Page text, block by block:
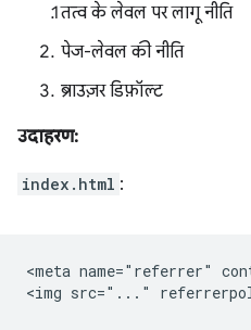
तत्व के लेवल पर लागू नीति
पेज-लेवल की नीति
ब्राउज़र डिफ़ॉल्ट
उदाहरण:
index.html :
<meta name="referrer"